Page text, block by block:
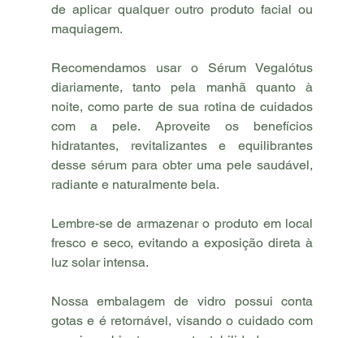
de aplicar qualquer outro produto facial ou
maquiagem.
Recomendamos usar o Sérum Vegalótus
diariamente, tanto pela manhã quanto à
noite, como parte de sua rotina de cuidados
com a pele. Aproveite os benefícios
hidratantes, revitalizantes e equilibrantes
desse sérum para obter uma pele saudável,
radiante e naturalmente bela.
Lembre-se de armazenar o produto em local
fresco e seco, evitando a exposição direta à
luz solar intensa.
Nossa embalagem de vidro possui conta
gotas e é retornável, visando o cuidado com